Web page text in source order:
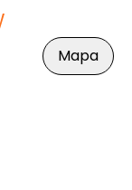
Mapa